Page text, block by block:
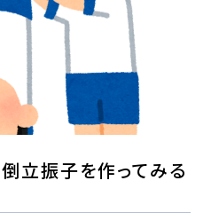
立振子を作ってみる